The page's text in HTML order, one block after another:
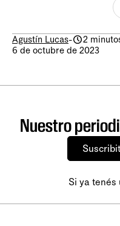
Agustín Lucas-
2
6 de octubre de 2023
Nuestro
Si ya tenés